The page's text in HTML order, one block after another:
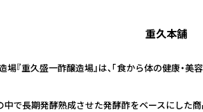
重久本舗
『重久盛一酢醸造場』は、「食から体の健康・
で長期発酵熟成させた発酵酢をベースにした商